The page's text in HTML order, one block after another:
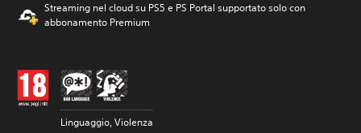
Streaming nel cloud su PS5 e PS Portal supportato solo con
abbonamento Premium
Linguaggio, Violenza